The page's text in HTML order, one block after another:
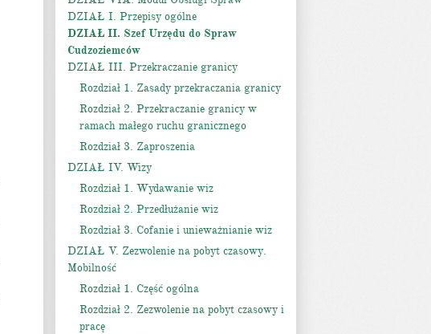
DZIAŁ I. Przepisy ogólne
DZIAŁ II. Szef Urzędu do Spraw
Cudzoziemców
DZIAŁ III. Przekraczanie granicy
Rozdział 1. Zasady przekraczania granicy
Rozdział 2. Przekraczanie granicy w
ramach małego ruchu granicznego
Rozdział 3. Zaproszenia
DZIAŁ IV. Wizy
Rozdział 1. Wydawanie wiz
Rozdział 2. Przedłużanie wiz
Rozdział 3. Cofanie i unieważnianie wiz
DZIAŁ V. Zezwolenie na pobyt czasowy.
Mobilność
Rozdział 1. Część ogólna
Rozdział 2. Zezwolenie na pobyt czasowy i
pracę